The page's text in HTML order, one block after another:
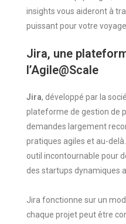
insights vous aideront à
puissant pour votre
Jira, une
l’Agile@Scale
Jira, développé par la
plateforme de gestion de
demandes largement
pratiques agiles et au-
outil incontournable pour
des startups dynamiques
Jira fonctionne sur un
chaque projet peut être